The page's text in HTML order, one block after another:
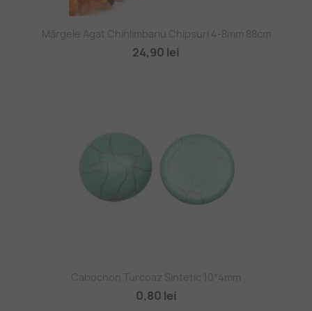
Mărgele Agat Chihlimbariu Chipsuri 4-8mm 88cm
24,90 lei
Cabochon Turcoaz Sintetic 10*4mm
0,80 lei